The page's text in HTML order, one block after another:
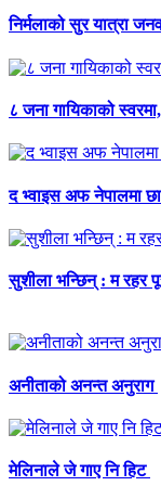
निर्मलाको सुर यात्रा
८ जना गायिकाको
द भ्वाइस अफ नेपालमा
सुशीला भन्छिन् : म रहर
अनीताको अनन्त अनुराग
मेलिनाले जे गाए नि हिट